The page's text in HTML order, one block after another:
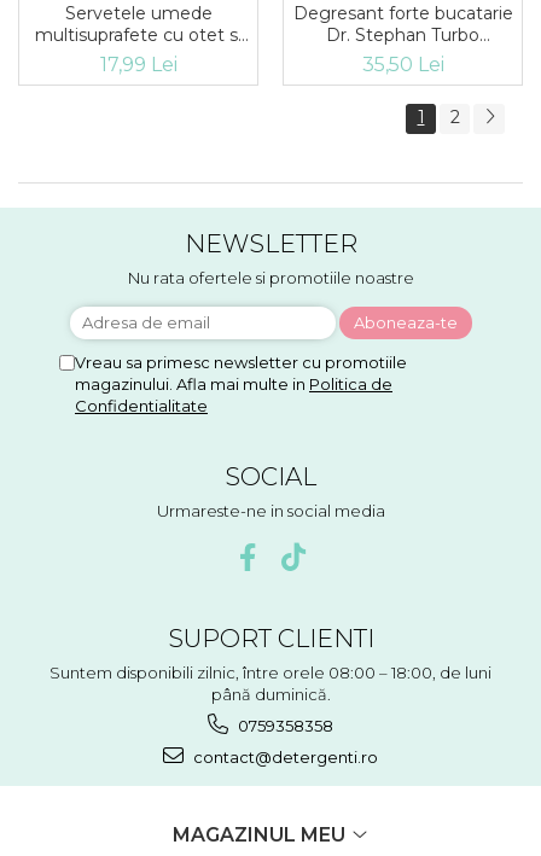
Servetele umede
multisuprafete cu otet si
bicarbonat Brilli, 100
buc/set
17,99 Lei
Degresant forte bucatarie
Dr. Stephan Turbo
Degreaser 750ml
35,50 Lei
1 2
NEWSLETTER
Nu rata ofertele si promotiile noastre
Vreau sa primesc newsletter cu promotiile
magazinului. Afla mai multe in Politica de
Confidentialitate
SOCIAL
Urmareste-ne in social media
SUPORT CLIENTI
Suntem disponibili zilnic, între orele 08:00 – 18:00, de luni
până duminică.
0759358358
contact@detergenti.ro
MAGAZINUL MEU